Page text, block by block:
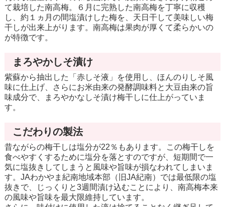
て栽培した南高梅。６月に完熟した南高梅を丁寧に収穫
し、約１ヵ月の間塩漬けした梅を、天日干して美味しい梅
干しが出来上がります。南高梅は果肉が厚くて柔らかいの
が特徴です。
まろやかしそ漬け
紫蘇から抽出した「赤しそ液」を使用し、ほんのりしそ風
味に仕上げ、さらにお米由来の発酵調味料と大豆由来の旨
味成分で、まろやかなしそ漬け梅干しに仕上がっていま
す。
こだわりの製法
昔ながらの梅干しは塩分が22％もあります。この梅干しを
食べやすくするために塩分を落とすのですが、短期間で一
気に塩抜きしてしまうと風味や旨味が損なわれてしまいま
す。JAわかやま紀南地域本部（旧JA紀南）では最低限の塩
抜きで、じっくりと3週間漬け込むことにより、南高梅本来
の風味や旨味を最大限維持しています。